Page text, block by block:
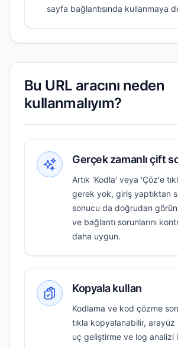
sayfa bağlantısında kullanmaya
Bu URL aracını neden
kullanmalıyım?
Gerçek zamanlı çift
Artık 'Kodla' veya 'Çöz'e
gerek yok, giriş yaptıktan
sonucu da doğrudan
ve bağlantı sorunlarını
daha uygun.
Kopyala kullan
Kodlama ve kod çözme
tıkla kopyalanabilir, arayüz
uç geliştirme ve log analizi